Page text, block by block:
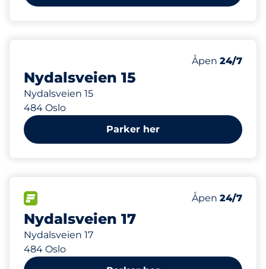
Nydalsveien 15
Nydalsveien 15
484 Oslo
Antall
70
Torsdag&nbsp
Åpen 24/7
Parker her
Nydalsveien 17
Nydalsveien 17
484 Oslo
Antall
15
Torsdag&nbsp
Åpen 24/7
477 m